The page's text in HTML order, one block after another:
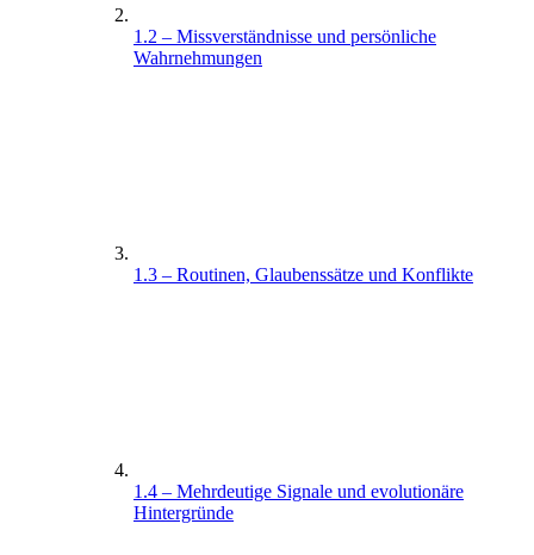
1.2 – Missverständnisse und persönliche
Wahrnehmungen
1.3 – Routinen, Glaubenssätze und Konflikte
1.4 – Mehrdeutige Signale und evolutionäre
Hintergründe